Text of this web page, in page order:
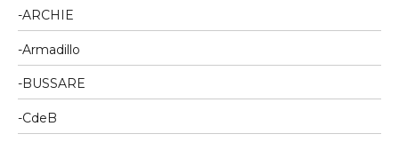
ARCHIE
Armadillo
BUSSARE
CdeB